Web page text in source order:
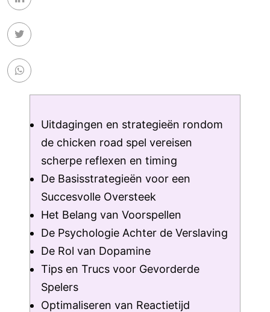
Uitdagingen en strategieën rondom
de chicken road spel vereisen
scherpe reflexen en timing
De Basisstrategieën voor een
Succesvolle Oversteek
Het Belang van Voorspellen
De Psychologie Achter de Verslaving
De Rol van Dopamine
Tips en Trucs voor Gevorderde
Spelers
Optimaliseren van Reactietijd